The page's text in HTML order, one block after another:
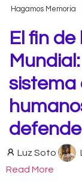
Hagamos Memoria
El fin
sistema
Luz Soto
Read More